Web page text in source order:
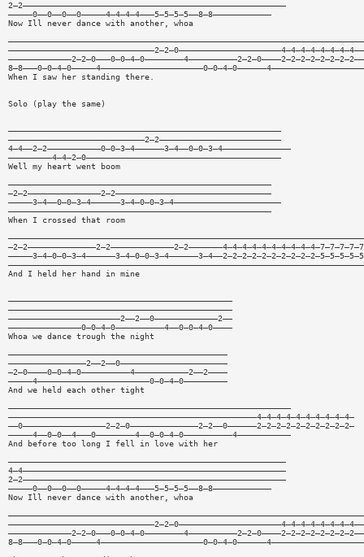
2—2——————————————————————————————————————————————————————
—————0——0——0——0—————4—4—4—4———5—5—5—5——8—8————————————
Now Ill never dance with another, whoa
When I saw her standing there.
Solo (play the same)
————————————————————————————————————————————————————————
————————————————————————————2—2—————————————————————————
4—4——2—2———————————0—0—3—4——————3—4——0—0—3—4——————————————
—————————4—4—2—0————————————————————————————————————————
Well my heart went boom
——————————————————————————————————————————————————————
—2—2———————————————2—2————————————————————————————————
—————3—4——0—0—3—4——————3—4—0—0—3—4——————————————————————
——————————————————————————————————————————————————————
When I crossed that room
And I held her hand in mine
——————————————————————————————————————————————
——————————————————————————————————————————————
———————————————————————2——2——0—————————————2——
———————————————0—0—4—0——————————4——0—0—4—0————
Whoa we dance trough the night
—————————————————————————————————————————————
————————————————2——2——0——————————————————————
—2—0————0—0—4—0——————————4———————————2——2————
—————4———————————————————————0—0—4—0—————————
And we held each other tight
——————————————————————————————————————————————————————————
———————————————————————————————————————————————————4—4—4—4—4—4—4—4—4—4—
——0—————————————————2—2—0——————————————2—2——0——————2—2—2—2—2—2—2—2—2—2—
—————4——0—0——4———0————————4——0—0—4—0——————————4———————————
And before too long I fell in love with her
—————————————————————————————————————————————————————————
4—4——————————————————————————————————————————————————————
2—2——————————————————————————————————————————————————————
—————0——0——0——0—————4—4—4—4———5—5—5—5——8—8————————————
Now Ill never dance with another, whoa